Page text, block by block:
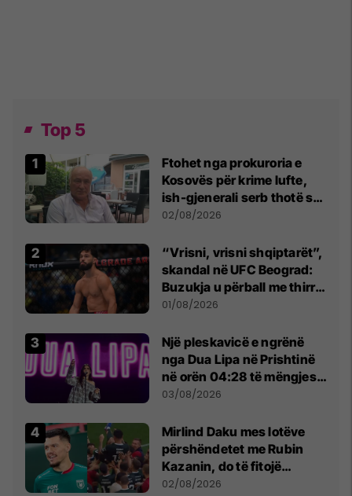
Top 5
Ftohet nga prokuroria e
Kosovës për krime lufte,
ish-gjenerali serb thotë se
dikush e tradhtoi në
02/08/2026
“Vrisni, vrisni shqiptarët”,
skandal në UFC Beograd:
Buzukja u përball me thirrje
anti-shqiptare nga
01/08/2026
Një pleskavicë e ngrënë
nga Dua Lipa në Prishtinë
në orën 04:28 të mëngjesit
- dhe bota digjitale serbe
03/08/2026
Mirlind Daku mes lotëve
përshëndetet me Rubin
Kazanin, do të fitojë
miliona te Spartak Moska
02/08/2026